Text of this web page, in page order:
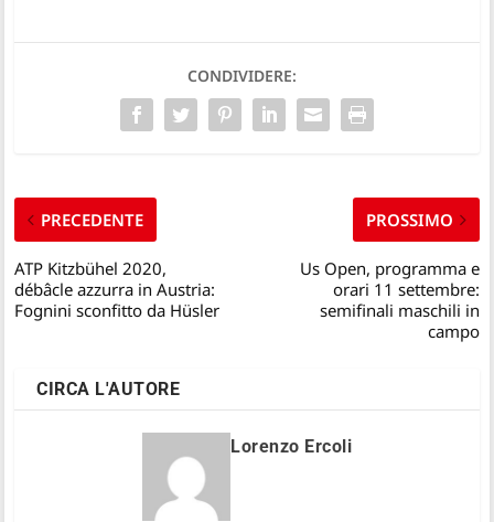
CONDIVIDERE:
PRECEDENTE
ATP Kitzbühel 2020,
débâcle azzurra in Austria:
Fognini sconfitto da Hüsler
PROSSIMO
Us Open, programma e
orari 11 settembre:
semifinali maschili in
campo
CIRCA L'AUTORE
Lorenzo Ercoli